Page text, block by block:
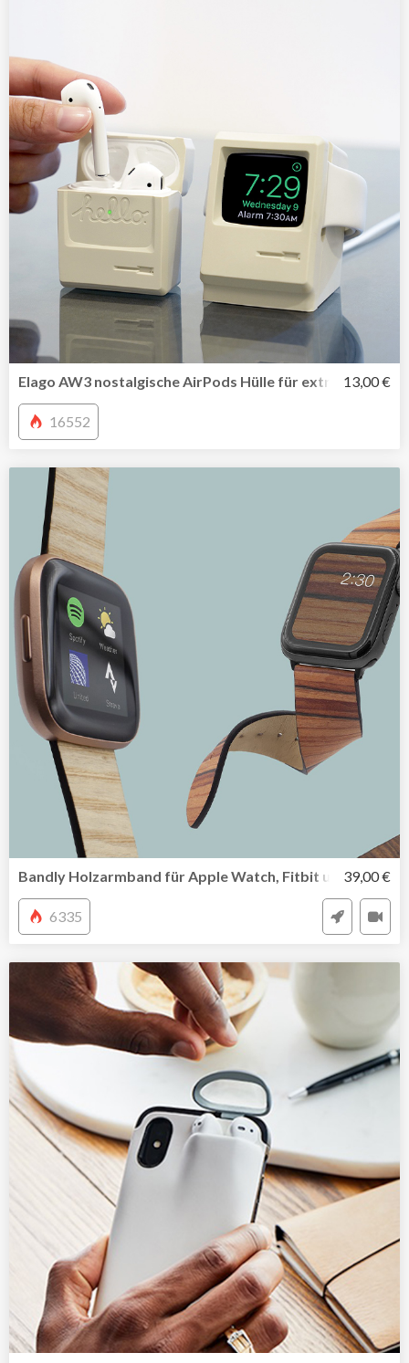
Elago AW3 nostalgische AirPods Hülle für extra Schutz
13,00 €
16552
Bandly Holzarmband für Apple Watch, Fitbit und mehr
39,00 €
6335